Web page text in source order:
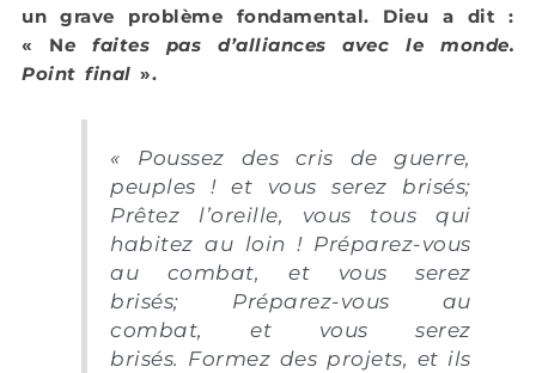
un grave problème fondamental. Dieu a dit :
« Ne faites pas d’alliances avec le monde.
Point final ».
«
Poussez des cris de guerre,
peuples ! et vous serez brisés;
Prêtez l’oreille, vous tous qui
habitez au loin ! Préparez-vous
au combat, et vous serez
brisés; Préparez-vous au
combat, et vous serez
brisés. Formez des projets, et ils